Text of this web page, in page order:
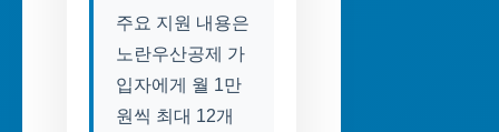
주요 지원 내용은
노란우산공제 가
입자에게 월 1만
원씩 최대 12개